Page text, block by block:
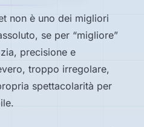
non è uno dei migliori
se per “migliore”
precisione e
troppo irregolare,
spettacolarità per